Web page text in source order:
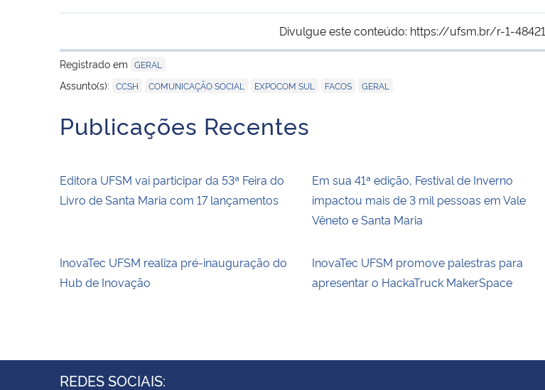
Divulgue este conteúdo: https://ufsm.br/r-1-48421
Registrado em GERAL
Assunto(s): CCSH COMUNICAÇÃO SOCIAL EXPOCOM SUL FACOS GERAL
Publicações Recentes
Editora UFSM vai participar da 53ª Feira do
Livro de Santa Maria com 17 lançamentos
Em sua 41ª edição, Festival de Inverno
impactou mais de 3 mil pessoas em Vale
Vêneto e Santa Maria
InovaTec UFSM realiza pré-inauguração do
Hub de Inovação
InovaTec UFSM promove palestras para
apresentar o HackaTruck MakerSpace
REDES SOCIAIS: